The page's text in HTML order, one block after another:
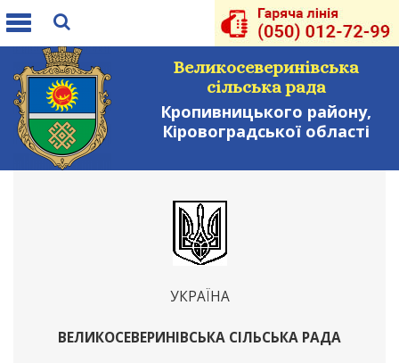
Toggle
Великосеверинівська
сільська рада
Кропивницького району,
Кіровоградської області
УКРАЇНА
ВЕЛИКОСЕВЕРИНІВСЬКА СІЛЬСЬКА РАДА